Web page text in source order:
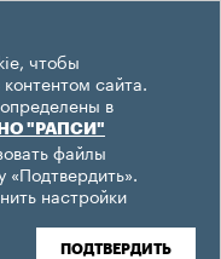
чтобы
сайта.
в
"РАПСИ"
файлы
настройки
ПОДТВЕРДИТЬ